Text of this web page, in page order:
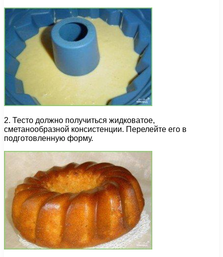
2. Тесто должно получиться жидковатое,
сметанообразной консистенции. Перелейте его в
подготовленную форму.